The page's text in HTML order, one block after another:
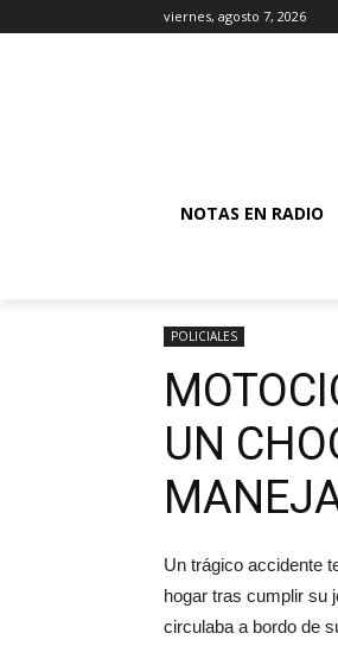
viernes, agosto 7, 2026
NOTAS EN RADIO
POLICIALES
UN
Un trágico accidente
hogar tras cumplir su
circulaba a bordo de